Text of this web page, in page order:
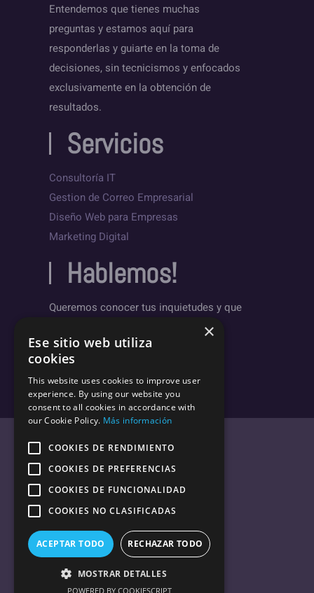
Entendemos que tienes muchas
preguntas y estamos aquí para
responderlas y guiarte en la toma de
decisiones, sin tecnicismos y enfocados
exclusivamente en la obtención de
resultados.
Servicios
Consultoría IT
Gestion de Correo Empresarial
Diseño Web para Empresas
Marketing Digital
Hablemos!
Queremos conocer tus inquietudes y que
sepas un poco más sobre nosotros.
Política de Privacidad.
Enlaces de afiliados
×
Ese sitio web utiliza
cookies
This website uses cookies to improve user
experience. By using our website you
consent to all cookies in accordance with
our Cookie Policy. Más información
COOKIES DE RENDIMIENTO
COOKIES DE PREFERENCIAS
COOKIES DE FUNCIONALIDAD
COOKIES NO CLASIFICADAS
ACEPTAR TODO RECHAZAR TODO
MOSTRAR DETALLES
POWERED BY COOKIESCRIPT